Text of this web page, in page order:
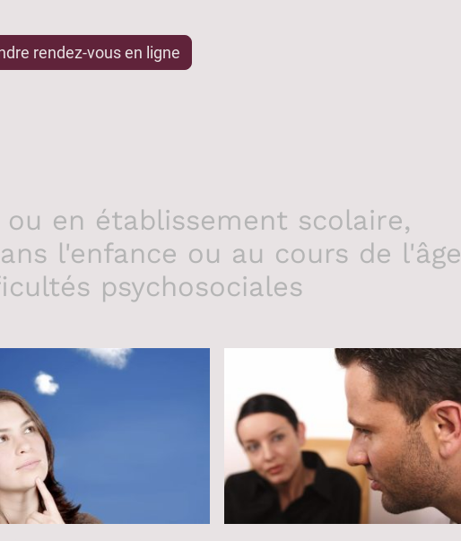
rendez-vous en ligne
en établissement scolaire,
l'enfance ou au cours de l'âge
psychosociales